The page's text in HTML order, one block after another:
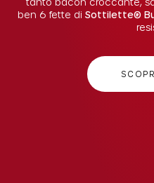
ben 6 fette di Sottilette®